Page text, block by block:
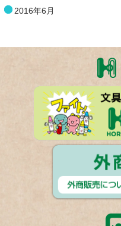
2016年6月